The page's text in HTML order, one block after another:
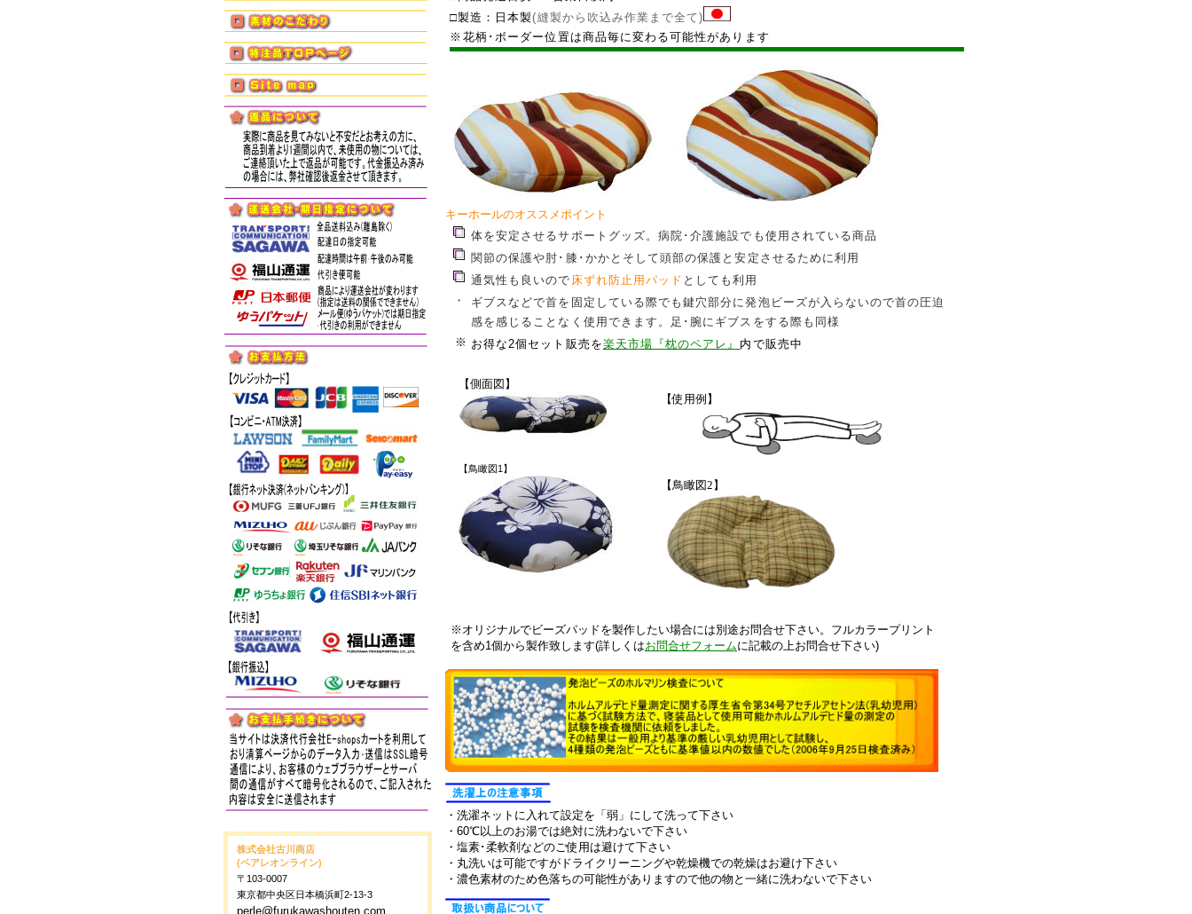
□製造：日本製(縫製から吹込み作業まで全て)
※ 花柄･ボーダー位置は商品毎に変わる可能性があります
キーホールのオススメポイント
体を安定させるサポートグッズ。病院･介護施設でも使用されている商品
関節の保護や肘･膝･かかとそして頭部の保護と安定させるために利用
通気性も良いので 床ずれ防止用パッド としても利用
・
ギブスなどで首を固定している際でも鍵穴部分に発泡ビーズが入らないので首の圧迫
感を感じることなく使用できます。足･腕にギブスをする際も同様
※ お得な2個セット販売を楽天市場『枕のペアレ』 内で販売中
【側面図】
【鳥瞰図1】
【使用例】
【鳥瞰図2】
※オリジナルでビーズパッドを製作したい場合には別途お問合せ下さい。フルカラープリント
を含め1個から製作致します(詳しくはお問合せフォームに記載の上お問合せ下さい)
・洗濯ネットに入れて設定を「弱」にして洗って下さい
・60℃以上のお湯では絶対に洗わないで下さい
・塩素･柔軟剤などのご使用は避けて下さい
・丸洗いは可能ですがドライクリーニングや乾燥機での乾燥はお避け下さい
・濃色素材のため色落ちの可能性がありますので他の物と一緒に洗わないで下さい
株式会社古川商店
(ペアレオンライン)
〒103-0007
東京都中央区日本橋浜町2-13-3
perle@furukawashouten.com